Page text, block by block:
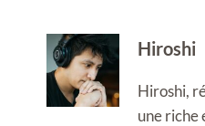
Hiroshi
Hiroshi,
une riche